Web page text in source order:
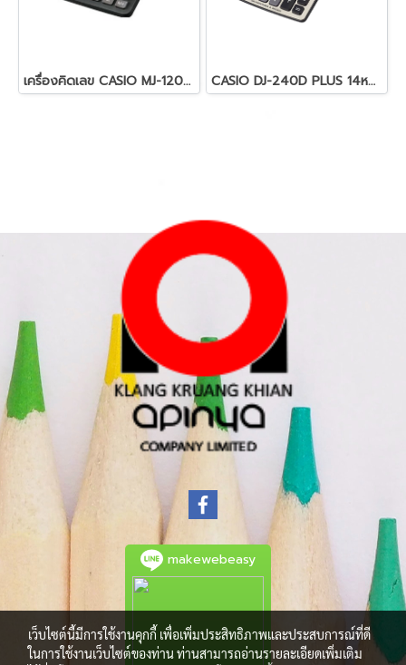
เครื่องคิดเลข CASIO MJ-120D PLUS CASIO DJ-240D PLUS 14หลัก
makewebeasy
เว็บไซต์นี้มีการใช้งานคุกกี้ เพื่อเพิ่มประสิทธิภาพและประสบการณ์ที่ดี
ในการใช้งานเว็บไซต์ของท่าน ท่านสามารถอ่านรายละเอียดเพิ่มเติม